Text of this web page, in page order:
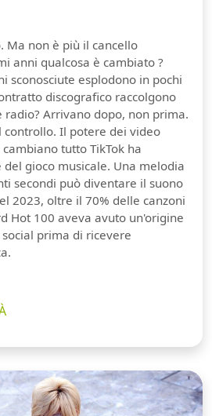
Ma non è più il cancello
anni qualcosa è cambiato ?
sconosciute esplodono in pochi
discografico raccolgono
radio? Arrivano dopo, non prima.
controllo. Il potere dei video
tutto TikTok ha
gioco musicale. Una melodia
secondi può diventare il suono
2023, oltre il 70% delle canzoni
Hot 100 aveva avuto un'origine
prima di ricevere